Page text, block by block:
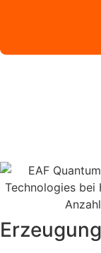
Erzeugung